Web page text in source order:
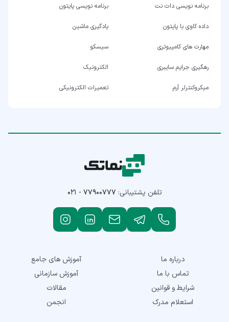
برنامه نویسی دات نت برنامه نویسی پایتون
داده کاوی با پایتون یادگیری ماشین
مهارت های کامپیوتری سیسکو
رهگیری جرایم سایبری الکترونیک
میکروکنترلر آرم تعمیرات الکترونیکی
تلفن پشتیبانی: ۰۲۱ - ۷۷۹۰۰۷۷۷
درباره ما
تماس با ما
شرایط و قوانین
استعلام مدرک
آموزش های جامع
آموزش سازمانی
مقالات
انجمن